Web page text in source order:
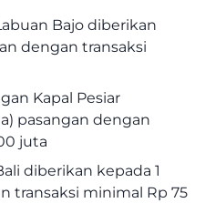
Bajo diberikan
dengan transaksi
Kapal Pesiar
pasangan dengan
juta
diberikan kepada 1
transaksi minimal Rp 75